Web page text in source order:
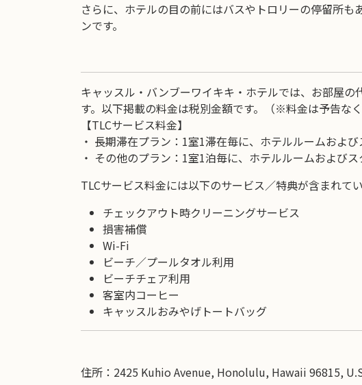
さらに、ホテルの目の前にはバスやトロリーの停留所も
ンです。
キャッスル・バンブーワイキキ・ホテルでは、お部屋
す。以下掲載の料金は税別金額です。（※料金は予告な
【TLCサービス料金】
・ 長期滞在プラン：1室1滞在毎に、ホテルルームおよ
・ その他のプラン：1室1泊毎に、ホテルルームおよび
TLCサービス料金には以下のサービス／特典が含まれてい
チェックアウト時クリーニングサービス
損害補償
Wi-Fi
ビーチ／プールタオル利用
ビーチチェア利用
客室内コーヒー
キャッスルおみやげトートバッグ
住所：2425 Kuhio Avenue, Honolulu, Hawaii 96815,